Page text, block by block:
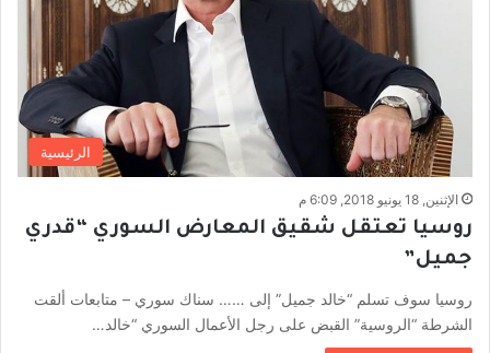
الرئيسية
الإثنين, 18 يونيو 2018, 6:09 م
روسيا تعتقل شقيق المعارض السوري “قدري
جميل”
روسيا سوف تسلم “خالد جميل” إلى …… سناك سوري – متابعات ألقت
الشرطة “الروسية” القبض على رجل الأعمال السوري “خالد…